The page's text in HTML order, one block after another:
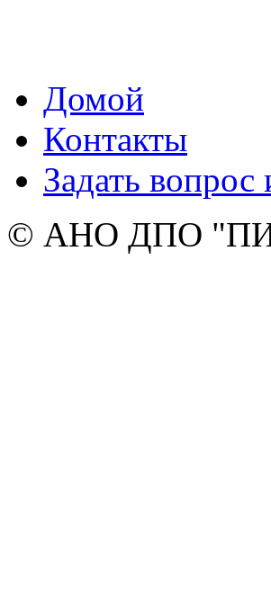
Домой
Контакты
Задать вопрос
© АНО ДПО